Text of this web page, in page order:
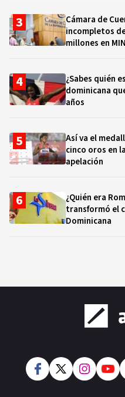
Cámara de
incompletos
millones en
¿Sabes quién
dominicana
años
Así va el
cinco oros en
apelación
¿Quién era
transformó el
Dominicana